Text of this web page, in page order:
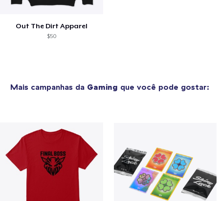
Out The Dirt Apparel
$50
Mais campanhas da Gaming que você pode gostar: